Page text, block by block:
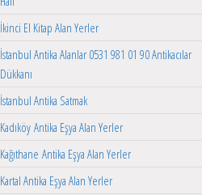
İkinci El Kitap Alan Yerler
İstanbul Antika Alanlar 0531 981 01 90 Antikacılar
Dükkanı
İstanbul Antika Satmak
Kadıköy Antika Eşya Alan Yerler
Kağıthane Antika Eşya Alan Yerler
Kartal Antika Eşya Alan Yerler